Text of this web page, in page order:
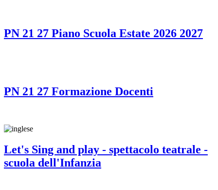
PN 21 27 Piano Scuola Estate 2026 2027
PN 21 27 Formazione Docenti
Let's Sing and play - spettacolo teatrale -
scuola dell'Infanzia